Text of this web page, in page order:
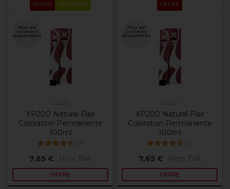
OFFRE NOUVEAU
Plus de
couleurs
disponibles
XP200 Natural Flair
Coloration Permanente
100ml
(11)
7,65 € Hors TVA
OFFRE
OFFRE
Plus de
couleurs
disponibles
XP200 Natural Flair
Coloration Permanente
100ml
(11)
7,65 € Hors TVA
OFFRE